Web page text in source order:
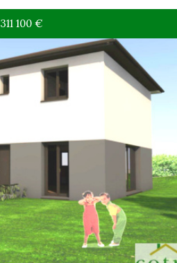
311 100 €